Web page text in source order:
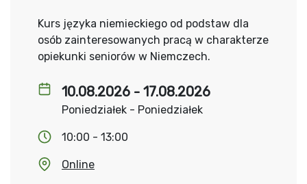
10.08.2026 - 17.08.2026
Poniedziałek - Poniedziałek
10:00 - 13:00
Online
Kurs języka niemieckiego od podstaw dla
osób zainteresowanych pracą w charakterze
opiekunki seniorów w Niemczech.